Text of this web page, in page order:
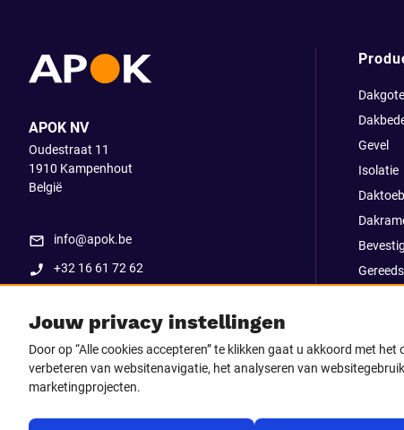
Jouw privacy instellingen
Door op “Alle cookies accepteren” te klikken gaat u akkoord met
verbeteren van websitenavigatie, het analyseren van
marketingprojecten.
APOK NV
Oudestraat 11
1910 Kampenhout
België
info@apok.be
+32 16 61 72 62
Gevel
Isolatie
Go
Volg ons op